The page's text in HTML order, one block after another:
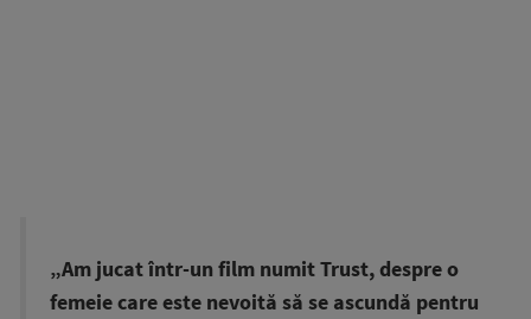
„Am jucat într-un film numit Trust, despre o
femeie care este nevoită să se ascundă pentru